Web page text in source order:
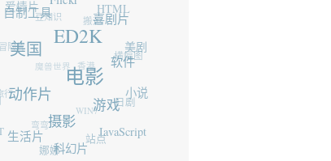
电影
ED2K
美国
动作片
摄影
游戏
软件
喜剧片
Flickr
自制工具
生活片
科幻片
JavaScript
小说
美剧
HTML
娜娜 站点
日剧
横幅图
搬运
豆知识
WIN7
香港
魔兽世界